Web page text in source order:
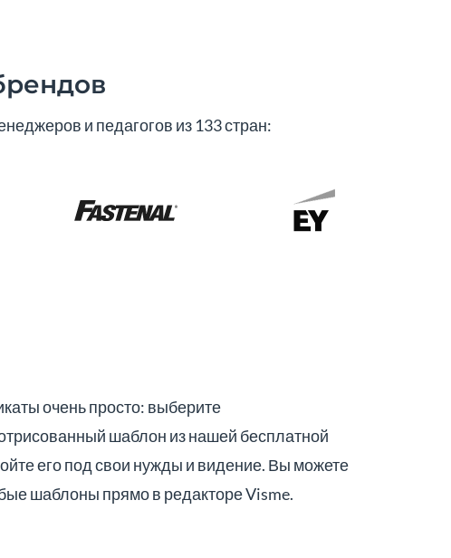
и педагогов из 133 стран:
очень просто: выберите
шаблон из нашей бесплатной
его под свои нужды и видение. Вы можете
шаблоны прямо в редакторе Visme.